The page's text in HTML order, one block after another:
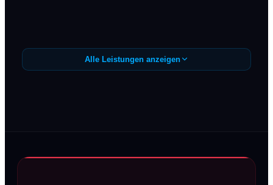
Wunschmandanten — sofortige
Alle Leistungen anzeigen